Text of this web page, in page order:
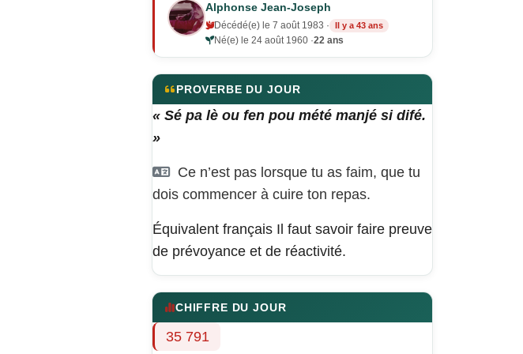
Alphonse Jean-Joseph
Décédé(e) le 7 août 1983 · Il y a 43 ans
Né(e) le 24 août 1960 ·22 ans
PROVERBE DU JOUR
« Sé pa lè ou fen pou mété manjé si difé.
»
Ce n’est pas lorsque tu as faim, que tu
dois commencer à cuire ton repas.
Équivalent français Il faut savoir faire preuve
de prévoyance et de réactivité.
CHIFFRE DU JOUR
35 791